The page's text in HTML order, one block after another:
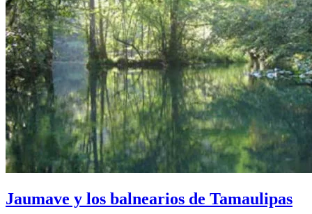
Jaumave y los balnearios de Tamaulipas